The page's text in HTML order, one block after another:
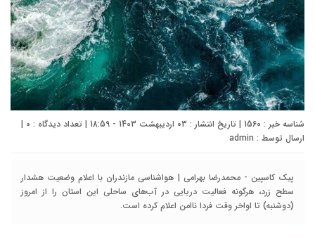
شناسه خبر : 1560 | تاریخ انتشار : 03 اردیبهشت 1403 - 18:59 | تعداد دیدگاه : 0
|
ارسال توسط : admin
پیک کاسپین - محمدرضا بهرامی | هواشناسی مازندران با اعلام وضعیت هشدار
سطح زرد، هرگونه فعالیت دریایی در آب‌های ساحلی این استان را از امروز
(دوشنبه) تا اواخر وقت فردا ناامن اعلام کرده است.